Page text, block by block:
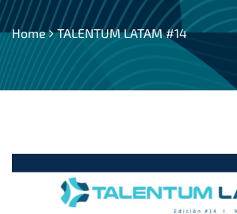
Home TALENTUM LATAM #14